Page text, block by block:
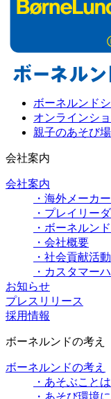
ボーネルンド
オンラインシ
親子のあそび
会社案内
会社案内
・海外メーカ
・プレイリー
・ボーネルン
・会社概要
・社会貢献活動
・カスタマー
お知らせ
プレスリリース
採用情報
ボーネルンドの考え
ボーネルンドの考え
・あそぶこと
・あそび環境